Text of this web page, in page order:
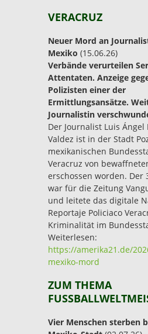
VERACRUZ
Neuer Mord an
Mexiko (15.06.26)
Verbände verurteilen
Attentaten. Anzeige
Polizisten einer der
Ermittlungsansätze.
Journalistin
Der Journalist Luis Ángel
Valdez ist in der Stadt
mexikanischen
Veracruz von
erschossen worden. Der
war für die Zeitung
und leitete das digitale
Reportaje Policiaco
Kriminalität im
Weiterlesen:
https://amerika21.de/
mexiko-mord
ZUM THEMA
Vier Menschen sterben